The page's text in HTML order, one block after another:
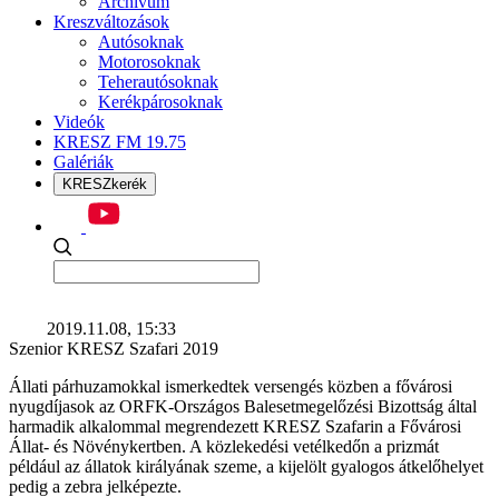
Kreszváltozások
Autósoknak
Motorosoknak
Teherautósoknak
Kerékpárosoknak
Videók
KRESZ FM 19.75
Galériák
KRESZkerék
2019.11.08, 15:33
Szenior KRESZ Szafari 2019
Állati párhuzamokkal ismerkedtek versengés közben a fővárosi
nyugdíjasok az ORFK-Országos Balesetmegelőzési Bizottság által
harmadik alkalommal megrendezett KRESZ Szafarin a Fővárosi
Állat- és Növénykertben. A közlekedési vetélkedőn a prizmát
például az állatok királyának szeme, a kijelölt gyalogos átkelőhelyet
pedig a zebra jelképezte.